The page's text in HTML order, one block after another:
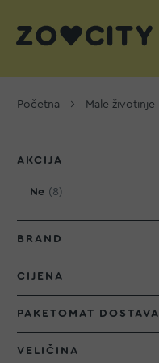
Početna Male životinje
AKCIJA
Ne 8proizvod
BRAND
CIJENA
PAKETOMAT DOSTAVA
VELIČINA